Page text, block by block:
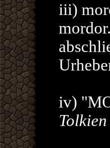
iii)
iv)